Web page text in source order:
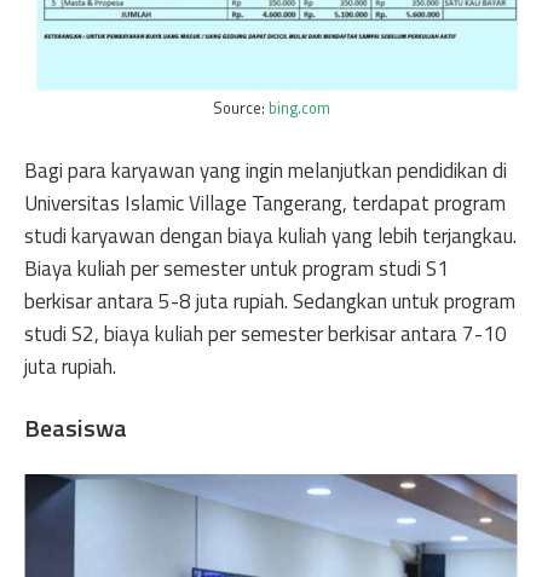
Source: bing.com
Bagi para karyawan yang ingin melanjutkan pendidikan di
Universitas Islamic Village Tangerang, terdapat program
studi karyawan dengan biaya kuliah yang lebih terjangkau.
Biaya kuliah per semester untuk program studi S1
berkisar antara 5-8 juta rupiah. Sedangkan untuk program
studi S2, biaya kuliah per semester berkisar antara 7-10
juta rupiah.
Beasiswa